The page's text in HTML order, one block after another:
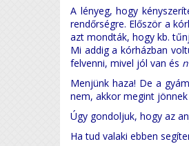
A lényeg, hogy
rendőrségre. Először a
azt mondták, hogy kb.
Mi addig a kórházban
felvenni, mivel jól van és
Menjünk haza! De a
nem, akkor megint
Úgy gondoljuk, hogy az
Ha tud valaki ebben